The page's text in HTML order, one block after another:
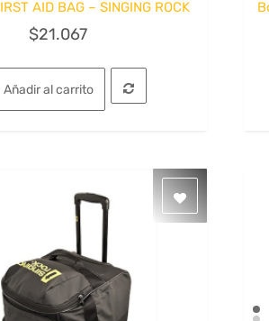
AID BAG – SINGING ROCK
$21.067
Añadir al carrito